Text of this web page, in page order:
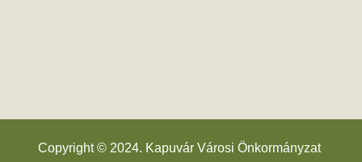
Copyright © 2024. Kapuvár Városi Önkormányzat